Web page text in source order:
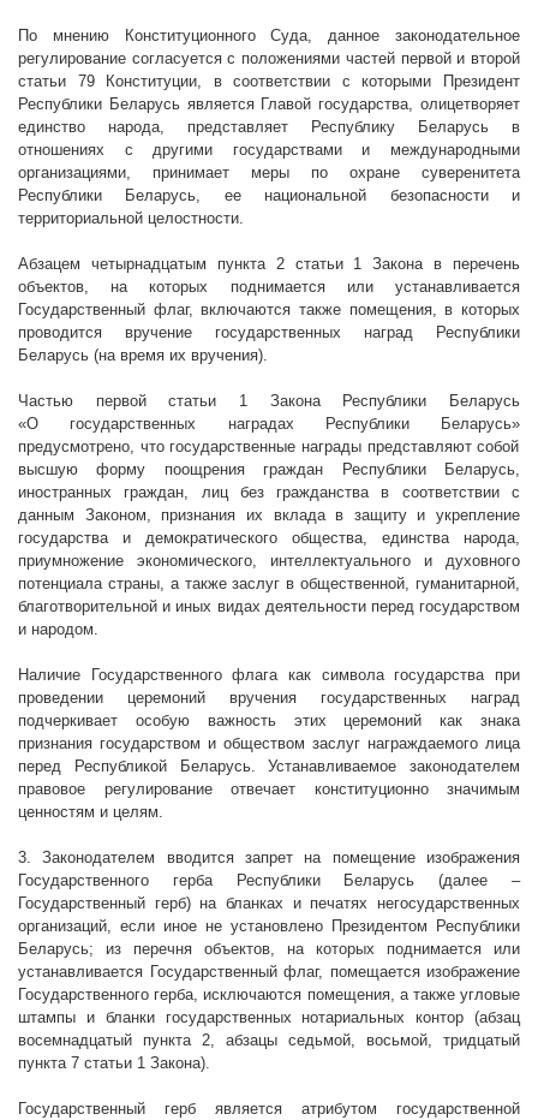
По мнению Конституционного Суда, данное законодательное
регулирование согласуется с положениями частей первой и второй
статьи 79 Конституции, в соответствии с которыми Президент
Республики Беларусь является Главой государства,олицетворяет
единство народа, представляет Республику Беларусь в
отношениях с другими государствами и международными
организациями, принимает меры по охране суверенитета
Республики Беларусь, ее национальной безопасности и
территориальной целостности.
Абзацем четырнадцатым пункта 2 статьи 1 Закона в перечень
объектов, на которых поднимается или устанавливается
Государственный флаг, включаются также помещения, в которых
проводится вручение государственных наград Республики
Беларусь (на время их вручения).
Частью первой статьи 1 Закона Республики Беларусь
«О
государственных наградах Республики Беларусь»
предусмотрено, что государственные награды представляют собой
высшую форму поощрения граждан Республики Беларусь,
иностранных граждан, лиц без гражданства в соответствии с
данным Законом, признания их вклада в защиту и укрепление
государства и демократического общества, единства народа,
приумножение экономического, интеллектуального и духовного
потенциала страны, а также заслуг в общественной, гуманитарной,
благотворительной и иных видах деятельности перед государством
и народом.
Наличие Государственного флага как символа государства при
проведении церемоний вручения государственных наград
подчеркивает особую важность этих церемоний как знака
признания государством и обществом заслуг награждаемого лица
перед Республикой Беларусь. Устанавливаемое законодателем
правовое регулирование отвечает конституционно значимым
ценностям и целям.
3. Законодателем вводится запрет на помещение изображения
Государственного герба Республики Беларусь (далее –
Государственный герб) на бланках и печатях негосударственных
организаций, если иное не установлено Президентом Республики
Беларусь; из перечня объектов, на которых поднимается или
устанавливается Государственный флаг, помещается изображение
Государственного герба, исключаются помещения, а также угловые
штампы и бланки государственных нотариальных контор (абзац
восемнадцатый пункта 2, абзацы седьмой, восьмой, тридцатый
пункта 7 статьи 1 Закона).
Государственный герб является атрибутом государственной